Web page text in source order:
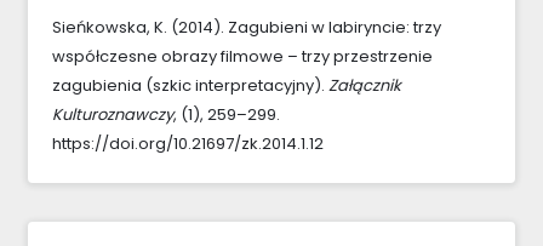
Sieńkowska, K. (2014). Zagubieni w labiryncie: trzy
współczesne obrazy filmowe – trzy przestrzenie
zagubienia (szkic interpretacyjny). Załącznik
Kulturoznawczy, (1), 259–299.
https://doi.org/10.21697/zk.2014.1.12